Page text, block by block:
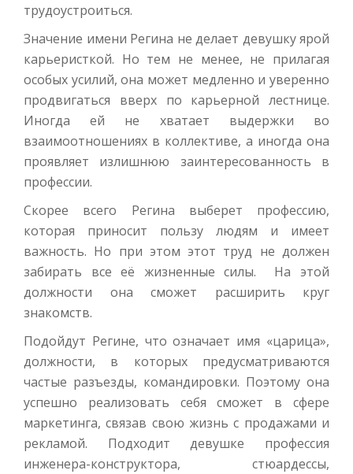
трудоустроиться.
Значение имени Регина не делает девушку ярой
карьеристкой. Но тем не менее, не прилагая
особых усилий, она может медленно и уверенно
продвигаться вверх по карьерной лестнице.
Иногда ей не хватает выдержки во
взаимоотношениях в коллективе, а иногда она
проявляет излишнюю заинтересованность в
профессии.
Скорее всего Регина выберет профессию,
которая приносит пользу людям и имеет
важность. Но при этом этот труд не должен
забирать все её жизненные силы. На этой
должности она сможет расширить круг
знакомств.
Подойдут Регине, что означает имя «царица»,
должности, в которых предусматриваются
частые разъезды, командировки. Поэтому она
успешно реализовать себя сможет в сфере
маркетинга, связав свою жизнь с продажами и
рекламой. Подходит девушке профессия
инженера-конструктора, стюардессы,